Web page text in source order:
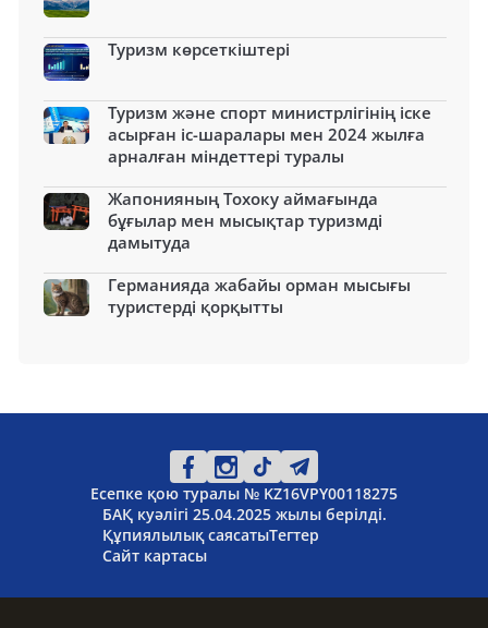
Туризм көрсеткіштері
Туризм және спорт министрлігінің іске
асырған іс-шаралары мен 2024 жылға
арналған міндеттері туралы
Жапонияның Тохоку аймағында
бұғылар мен мысықтар туризмді
дамытуда
Германияда жабайы орман мысығы
туристерді қорқытты
Есепке қою туралы № KZ16VPY00118275
БАҚ куәлігі 25.04.2025 жылы берілді.
Құпиялылық саясатыТегтер
Сайт картасы